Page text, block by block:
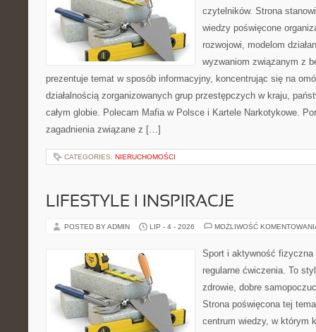
czytelników. Strona
wiedzy poświęcone
rozwojowi, modelom
wyzwaniom związanym z
prezentuje temat w sposób informacyjny, koncentrując się na
działalnością zorganizowanych grup przestępczych w kraju,
całym globie. Polecam Mafia w Polsce i Kartele Narkotykowe.
zagadnienia związane z […]
CATEGORIES: NIERUCHOMOŚCI
LIFESTYLE I INSPIRACJE
POSTED BY ADMIN LIP - 4 - 2026 MOŻLIWOŚĆ
Sport i aktywność
regularne ćwiczenia. To
zdrowie, dobre
Strona poświęcona tej
centrum wiedzy, w którym